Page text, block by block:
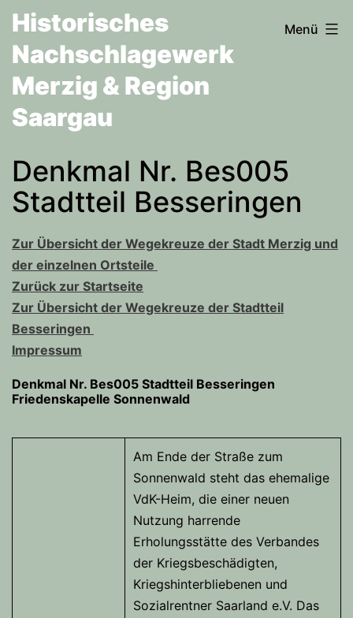
Zum
Inhalt
springen
Historisches
Nachschlagewerk
Merzig & Region
Saargau
Menü
Denkmal Nr. Bes005
Stadtteil Besseringen
Zur Übersicht der Wegekreuze der Stadt Merzig und
der einzelnen Ortsteile
Zurück zur Startseite
Zur Übersicht der Wegekreuze der Stadtteil
Besseringen
Impressum
Denkmal Nr. Bes005 Stadtteil Besseringen
Friedenskapelle Sonnenwald
Am Ende der Straße zum
Sonnenwald steht das ehemalige
VdK-Heim, die einer neuen
Nutzung harrende
Erholungsstätte des Verbandes
der Kriegsbeschädigten,
Kriegshinterbliebenen und
Sozialrentner Saarland e.V. Das